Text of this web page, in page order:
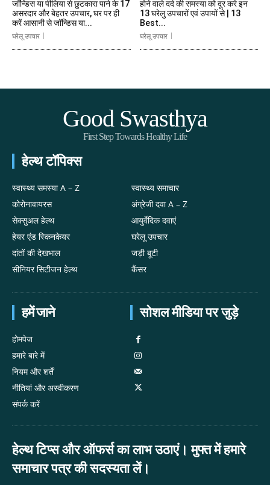
जॉन्डिस या पीलिया से छुटकारा पाने के 17
असरदार और बेहतर उपचार, घर पर ही
करें आसानी से जॉन्डिस या...
घरेलू उपचार
होने वाले दर्द की समस्या को दूर करे इन
13 घरेलु उपचारों एवं उपायों से | 13
Best...
घरेलू उपचार
Good Swasthya
First Step Towards Healthy Life
हेल्थ टॉपिक्स
स्वास्थ्य समस्या A – Z
कोरोनावायरस
सेक्सुअल हेल्थ
हेयर एंड स्किनकेयर
दांतों की देखभाल
सीनियर सिटीजन हेल्थ
स्वास्थ्य समाचार
अंग्रेजी दवा A – Z
आयुर्वेदिक दवाएं
घरेलू उपचार
जड़ी बूटी
कैंसर
हमें जाने
होमपेज
हमारे बारे में
नियम और शर्तें
नीतियां और अस्वीकरण
संपर्क करें
सोशल मीडिया पर जुड़े
हेल्थ टिप्स और ऑफर्स का लाभ उठाएं। मुफ्त में हमारे
समाचार पत्र की सदस्यता लें।